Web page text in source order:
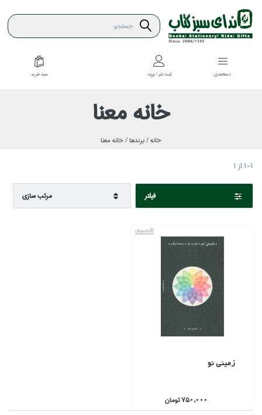
دسته‌بندي ثبت نام / ورود سبد خريد
خانه معنا
خانه /برندها /خانه معنا
1-1از 1
فيلتر مرتب سازي
زميني نو
750,000 تومان